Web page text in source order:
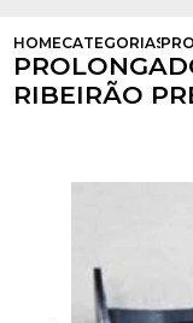
HOMECATEGORIAS
RIBEIRÃO